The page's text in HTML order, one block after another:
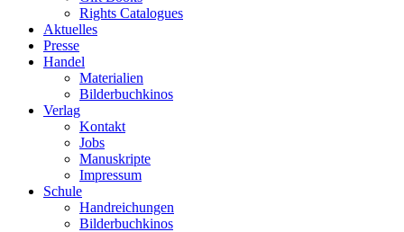
Rights Catalogues
Aktuelles
Presse
Handel
Materialien
Bilderbuchkinos
Verlag
Kontakt
Jobs
Manuskripte
Impressum
Schule
Handreichungen
Bilderbuchkinos